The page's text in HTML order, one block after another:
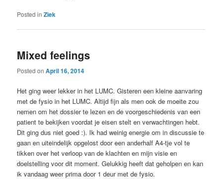
Posted in Ziek
Mixed feelings
Posted onApril 16, 2014
Het ging weer lekker in het LUMC. Gisteren een kleine aanvaring
met de fysio in het LUMC. Altijd fijn als men ook de moeite zou
nemen om het dossier te lezen en de voorgeschiedenis van een
patient te bekijken voordat je eisen stelt en verwachtingen hebt.
Dit ging dus niet goed :). Ik had weinig energie om in discussie te
gaan en uiteindelijk opgelost door een anderhalf A4-tje vol te
tikken over het verloop van de klachten en mijn visie en
doelstelling voor dit moment. Gelukkig heeft dat geholpen en kan
ik vandaag weer prima door 1 deur met de fysio.